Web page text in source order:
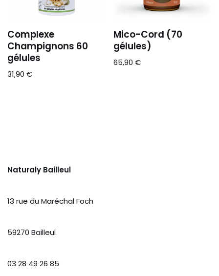
Complexe
Champignons 60
gélules
31,90 €
Mico-Cord (70
gélules)
65,90€
Naturaly Bailleul
13 rue du Maréchal Foch
59270 Bailleul
03 28 49 26 85